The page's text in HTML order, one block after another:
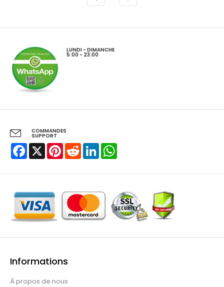
LUNDI - DIMANCHE
5:00 - 23:00
COMMANDES
SUPPORT
Facebook
X PinterestRedditLinkedIn
Informations
À propos de nous